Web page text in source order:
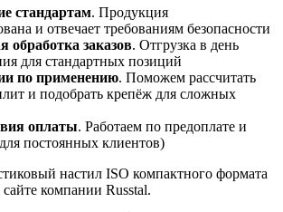
стандартам. Продукция
и отвечает требованиям безопасности
обработка заказов. Отгрузка в день
для стандартных позиций
по применению. Поможем рассчитать
и подобрать крепёж для сложных
оплаты. Работаем по предоплате и
постоянных клиентов)
настил ISO компактного формата
компании Russtal.